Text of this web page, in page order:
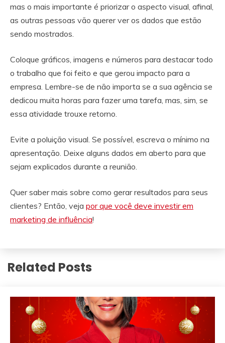
mas o mais importante é priorizar o aspecto visual, afinal,
as outras pessoas vão querer ver os dados que estão
sendo mostrados.
Coloque gráficos, imagens e números para destacar todo
o trabalho que foi feito e que gerou impacto para a
empresa. Lembre-se de não importa se a sua agência se
dedicou muita horas para fazer uma tarefa, mas, sim, se
essa atividade trouxe retorno.
Evite a poluição visual. Se possível, escreva o mínimo na
apresentação. Deixe alguns dados em aberto para que
sejam explicados durante a reunião.
Quer saber mais sobre como gerar resultados para seus
clientes? Então, veja por que você deve investir em
marketing de influência!
Related Posts